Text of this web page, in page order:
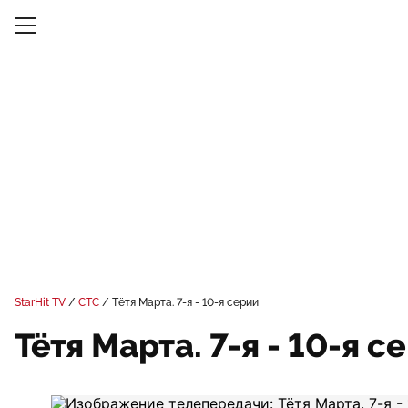
StarHit TV СТС Тётя Марта. 7-я - 10-я серии
Тётя Марта. 7-я - 10-я